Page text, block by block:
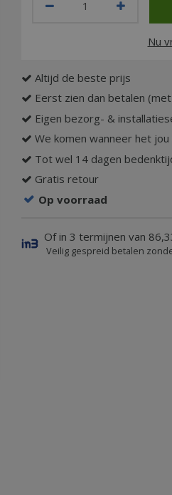
Nu
Altijd de beste prijs
Eerst zien dan betalen
Eigen bezorg- &
We komen wanneer het
Tot wel 14 dagen
Gratis retour
Op voorraad
Of in 3 termijnen van
Veilig gespreid betalen